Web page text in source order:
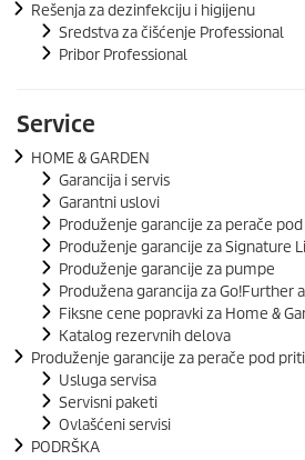
Rešenja za dezinfekciju i higijenu
Sredstva za čišćenje Professional
Pribor Professional
Service
HOME & GARDEN
Garancija i servis
Garantni uslovi
Produženje garancije za perače
Produženje garancije za Signature
Produženje garancije za pumpe
Produžena garancija za Go!Further
Fiksne cene popravki za Home &
Katalog rezervnih delova
Produženje garancije za perače pod
Usluga servisa
Servisni paketi
Ovlašćeni servisi
PODRŠKA